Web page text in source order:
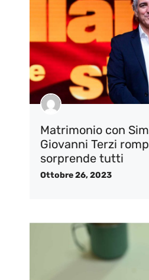
Matrimonio con
Giovanni Terzi
sorprende tutti
Ottobre 26, 2023